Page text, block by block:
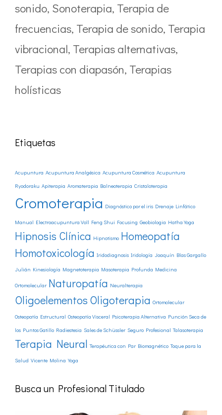
sonido, Sonoterapia, Terapia de
frecuencias, Terapia de sonido, Terapia
vibracional, Terapias alternativas,
Terapias con diapasón, Terapias
holísticas
Etiquetas
Acupuntura Acupuntura Analgésica Acupuntura Cosmética Acupuntura
Ryodoraku Apiterapia Aromaterapia Balneoterapia Cristaloterapia
Cromoterapia Diagnóstico por el iris Drenaje Linfático
Manual Electroacupuntura Voll Feng Shui Focusing Geobiologia Hatha Yoga
Hipnosis Clínica Hipnotismo Homeopatía
Homotoxicología Iridodiagnosis Iridología Joaquín Blas Gargallo
Julián Kinesiología Magnetoterapia Masoterapia Profunda Medicina
Ortomolecular Naturopatía Neuralterapia
Oligoelementos Oligoterapia Ortomolecular
Osteopatía Estructural Osteopatía Visceral Psicoterapia Alternativa Punción Seca de
los Puntos Gatillo Radiestesia Sales de Schüssler Seguro Profesional Talasoterapia
Terapia Neural Terapéutica con Par Biomagnético Toque para la
Salud Vicente Molina Yoga
Busca un Profesional Titulado